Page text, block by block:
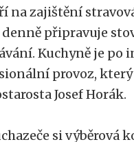
na zajištění
připravuje
Kuchyně je
provoz,
Josef Horák.
si výběrová